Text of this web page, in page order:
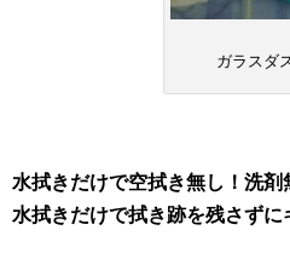
ガラスダ
水拭きだけで空拭き無し！洗剤
水拭きだけで拭き跡を残さずに